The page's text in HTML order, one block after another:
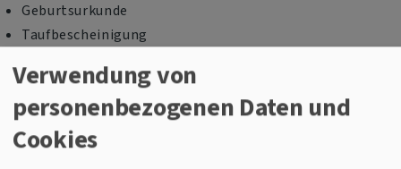
Geburtsurkunde
Taufbescheinigung
mit. Spätestens vor dem Traugottesdienst benötigt Ihr
Pfarrer / Ihrer Pfarrerin Ihre
Verwendung von
personenbezogenen Daten und
Cookies